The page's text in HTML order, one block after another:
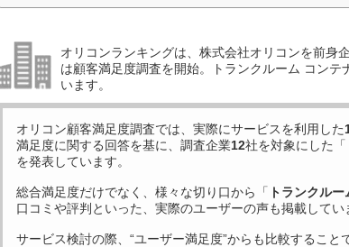
オリコンランキングは、株式会社オリコンを前身
は顧客満足度調査を開始。トランクルーム コン
います。
オリコン顧客満足度調査では、実際にサービスを利用した
満足度に関する回答を基に、調査企業12社を対象にした「
を発表しています。
総合満足度だけでなく、様々な切り口から「 トランクル
口コミや評判といった、実際のユーザーの声も掲載してい
サービス検討の際、“ユーザー満足度”からも比較すること